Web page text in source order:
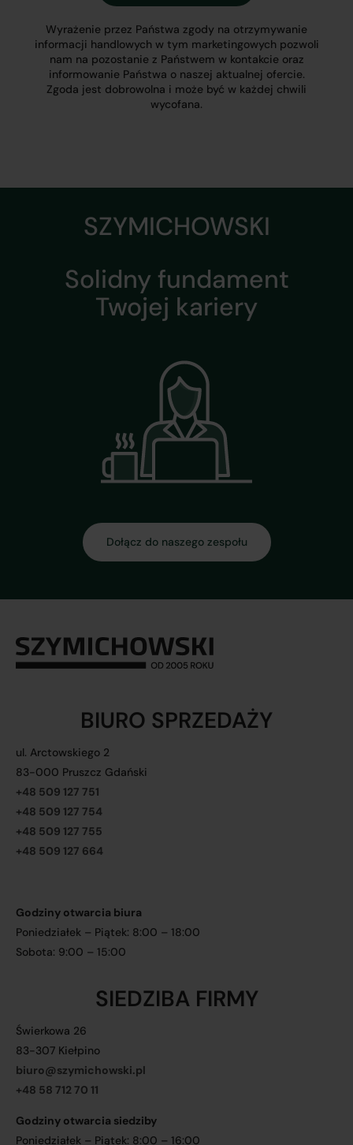
Wyrażenie przez Państwa zgody na otrzymywanie
informacji handlowych w tym marketingowych pozwoli
nam na pozostanie z Państwem w kontakcie oraz
informowanie Państwa o naszej aktualnej ofercie.
Zgoda jest dobrowolna i może być w każdej chwili
wycofana.
BIURO SPRZEDAŻY
ul. Arctowskiego 2
83-000 Pruszcz Gdański
+48 509 127 751
+48 509 127 754
+48 509 127 755
+48 509 127 664
Godziny otwarcia biura
Poniedziałek – Piątek: 8:00 – 18:00
Sobota: 9:00 – 15:00
SIEDZIBA FIRMY
Świerkowa 26
83-307 Kiełpino
biuro@szymichowski.pl
+48 58 712 70 11
Godziny otwarcia siedziby
Poniedziałek – Piątek: 8:00 – 16:00
SZYMICHOWSKI
Solidny fundament
Twojej kariery
Dołącz do naszego zespołu